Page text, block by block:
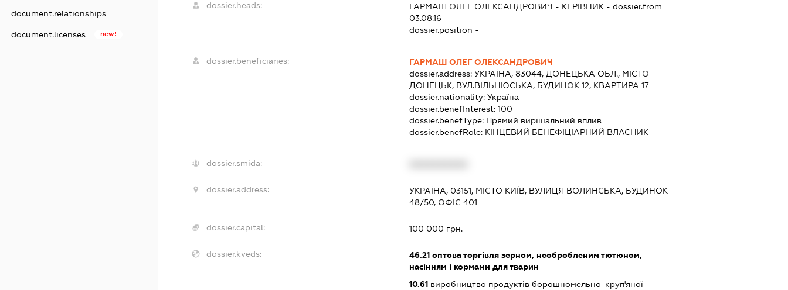
document.relationships
document.licenses new!
dossier.heads: ГАРМАШ ОЛЕГ ОЛЕКСАНДРОВИЧ - КЕРІВНИК- dossier.from
03.08.16
dossier.position -
dossier.beneficiaries:
ГАРМАШ ОЛЕГ ОЛЕКСАНДРОВИЧ
dossier.address: УКРАЇНА, 83044, ДОНЕЦЬКА ОБЛ., МІСТО
ДОНЕЦЬК, ВУЛ.ВІЛЬНЮСЬКА, БУДИНОК 12, КВАРТИРА 17
dossier.nationality: Україна
dossier.benefInterest: 100
dossier.benefType: Прямий вирішальний вплив
dossier.benefRole: КІНЦЕВИЙ БЕНЕФІЦІАРНИЙ ВЛАСНИК
dossier.smida:
dossier.address:
УКРАЇНА, 03151, МІСТО КИЇВ, ВУЛИЦЯ ВОЛИНСЬКА, БУДИНОК
48/50, ОФІС 401
dossier.capital: 100 000 грн.
dossier.kveds: 46.21оптова торгівля зерном, необробленим тютюном,
насінням і кормами для тварин
10.61виробництво продуктів борошномельно-круп'яної